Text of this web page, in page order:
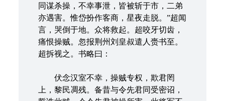
同谋杀操，不幸事泄，皆被斩于市，二弟
亦遇害。惟岱扮作客商，星夜走脱。”超闻
言，哭倒于地。众将救起。超咬牙切齿，
痛恨操贼。忽报荆州刘皇叔遣人赍书至。
超拆视之。书略曰：
伏念汉室不幸，操贼专权，欺君罔
上，黎民凋残。备昔与令先君同受密诏，